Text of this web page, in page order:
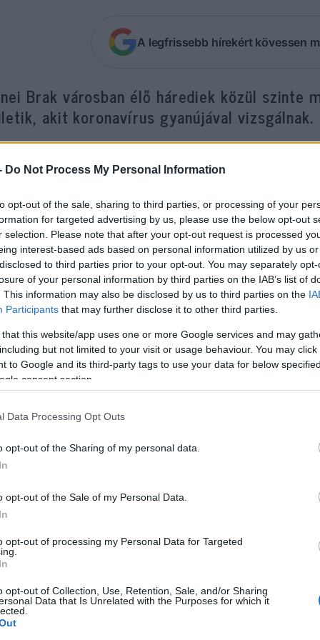
Do Not Process My Personal Information
opt-out of the sale, sharing to third parties, or processing of your
for targeted advertising by us, please use the below opt-out
selection. Please note that after your opt-out request is processed
interest-based ads based on personal information utilized by us
to third parties prior to your opt-out. You may separately
of your personal information by third parties on the IAB’s list of
This information may also be disclosed by us to third parties on the
Participants that may further disclose it to other third parties.
that this website/app uses one or more Google services and may
but not limited to your visit or usage behaviour. You may
to Google and its third-party tags to use your data for below
consent section.
Data Processing Opt Outs
opt-out of the Sharing of my personal data.
opt-out of the Sale of my Personal Data.
opt-out of processing my Personal Data for Targeted
opt-out of Collection, Use, Retention, Sale, and/or Sharing
Data that Is Unrelated with the Purposes for which it
A legfrissebb hírekért kövessen
Brak városban élő hárediek közül szinte
akit koronavírus gyanújával vizsgálnak.
Brak városának romló helyzetére figyelmeztet
The Yeshiva World.
Olaszországra hasonlítani, ami
a szakember pénteken az
minden háredinél pozitív teszt születik, akit
olyan családok, ahol 100 százalékos a
ajtóról ajtóra kell járnia, és
az elközelgő hetekben tömegesen fognak
percben érkezik egy mentő Bnei Brakból,
meg egy nővér a médiának, aki a Tel
szerint tömegével fogadnak embereket,
is súlyos állapotba kerülhet a tüdejük,
Az egészségügyi
izraeli orvosok